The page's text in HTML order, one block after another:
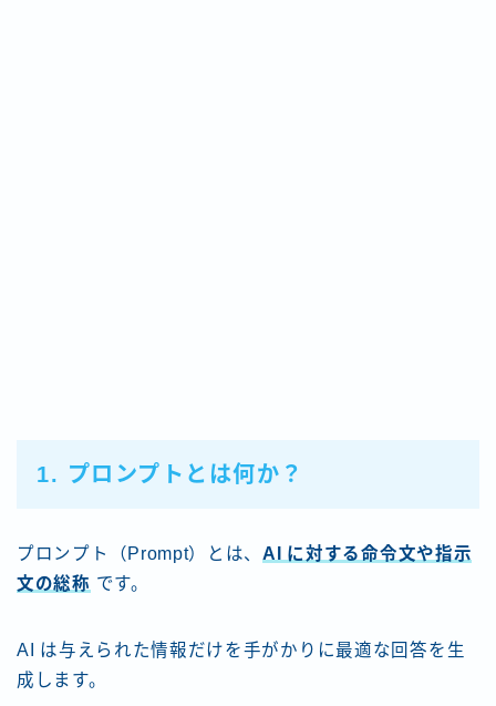
1. プロンプトとは何か？
プロンプト（Prompt）とは、AI に対する命令文や指示
文の総称 です。
AI は与えられた情報だけを手がかりに最適な回答を生
成します。